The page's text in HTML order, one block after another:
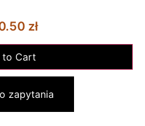
zł
zapytania